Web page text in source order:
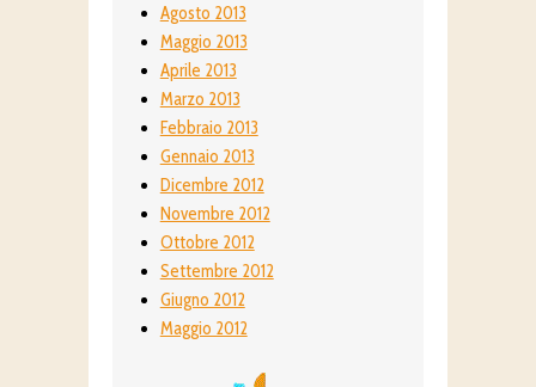
Agosto 2013
Maggio 2013
Aprile 2013
Marzo 2013
Febbraio 2013
Gennaio 2013
Dicembre 2012
Novembre 2012
Ottobre 2012
Settembre 2012
Giugno 2012
Maggio 2012